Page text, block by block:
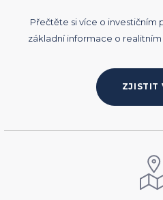
Přečtěte si více o investičním
základní informace o
ZJISTIT